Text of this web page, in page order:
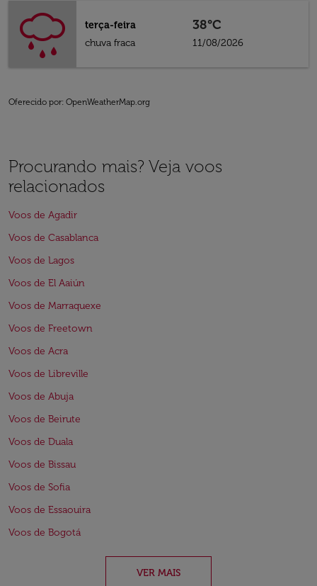
terça-feira
chuva fraca
38°C
11/08/2026
Oferecido por: OpenWeatherMap.org
Procurando mais? Veja voos
relacionados
Voos de Agadir
Voos de Casablanca
Voos de Lagos
Voos de El Aaiún
Voos de Marraquexe
Voos de Freetown
Voos de Acra
Voos de Libreville
Voos de Abuja
Voos de Beirute
Voos de Duala
Voos de Bissau
Voos de Sofia
Voos de Essaouira
Voos de Bogotá
VER MAIS